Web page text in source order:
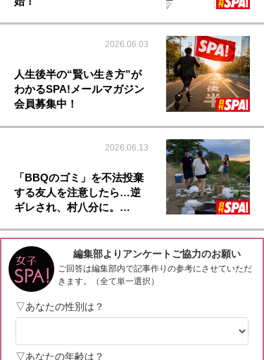
2026.06.03
人生後半の“賢い生き方”が
わかるSPA!メールマガジン
会員募集中！
2026.06.13
「BBQのゴミ」を不法投棄
する友人を注意したら…逆
ギレされ、村八分に。…